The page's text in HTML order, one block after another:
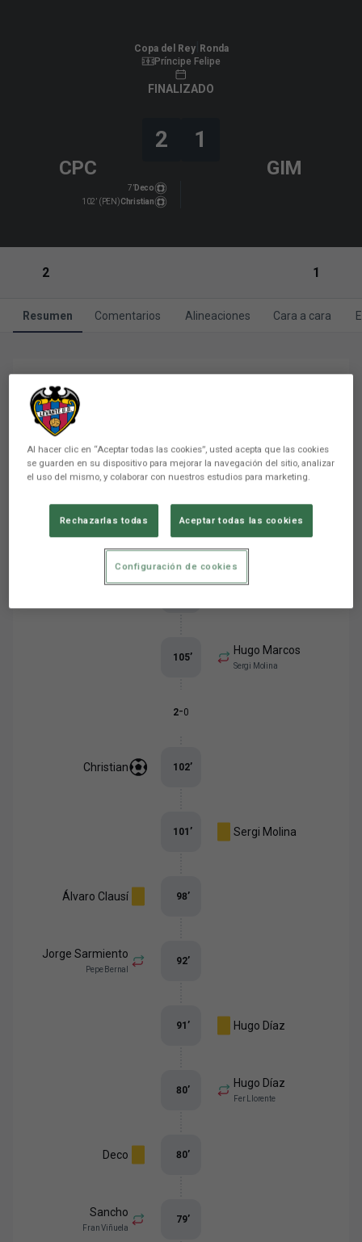
Copa del Rey| Ronda
Príncipe Felipe
FINALIZADO
CPC
2 1
GIM
7’Deco
102’ (PEN)Christian
2 1
Resumen Comentarios Alineaciones Cara a cara
Eventos del partido
Christian 121’
Izan Rodríguez 115
Sanvi
Hugo Marcos
Sergi Molina
105’
2-0
Christian 102’
Sergi Molina
101’
Álvaro Clausí 98’
Jorge Sarmiento
Pepe Bernal
92’
Hugo Díaz
91’
Hugo Díaz
Fer Llorente
80’
Deco 80’
Sancho
Fran Viñuela
79’
Al hacer clic en “Aceptar todas las cookies”, usted acepta que las cookies
se guarden en su dispositivo para mejorar la navegación del sitio, analizar
el uso del mismo, y colaborar con nuestros estudios para marketing.
Rechazarlas todas Aceptar todas las cookies
Configuración de cookies